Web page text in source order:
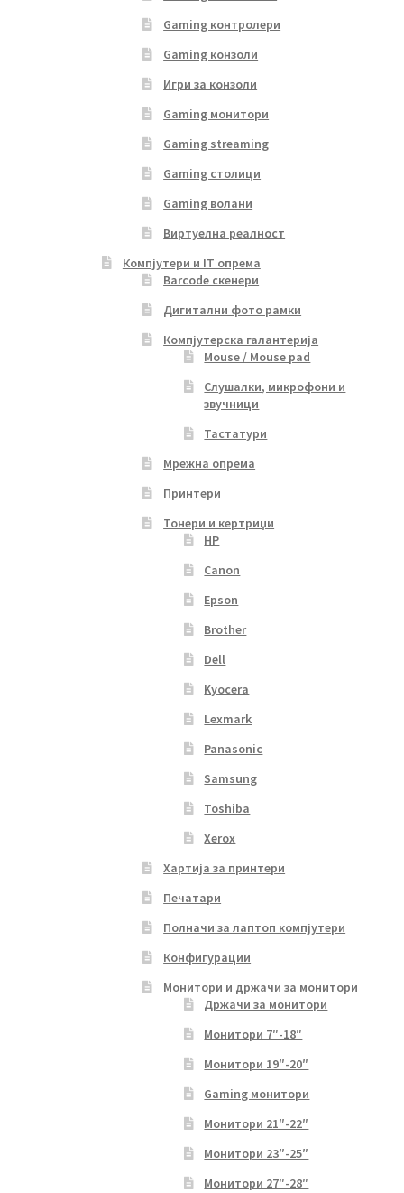
Gaming контролери
Gaming конзоли
Игри за конзоли
Gaming монитори
Gaming streaming
Gaming столици
Gaming волани
Виртуелна реалност
Компјутери и IT опрема
Barcode скенери
Дигитални фото рамки
Компјутерска галантерија
Mouse / Mouse pad
Слушалки, микрофони и
звучници
Тастатури
Мрежна опрема
Принтери
Тонери и кертриџи
HP
Canon
Epson
Brother
Dell
Kyocera
Lexmark
Panasonic
Samsung
Toshiba
Xerox
Хартија за принтери
Печатари
Полначи за лаптоп компјутери
Конфигурации
Монитори и држачи за монитори
Држачи за монитори
Монитори 7″-18″
Монитори 19″-20″
Gaming монитори
Монитори 21″-22″
Монитори 23″-25″
Монитори 27″-28″